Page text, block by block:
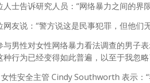
人士告诉研究人员：“网络暴力之间的界
网友说：“警方说这是民事犯罪，但他
与男性对女性网络暴力看法调查的男子
种行为已经变得如此普遍，以至于我忽
性安全主管 Cindy Southworth 表示：